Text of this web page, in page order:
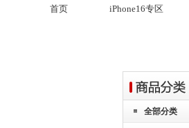
首页 iPhone16专区
全部分类